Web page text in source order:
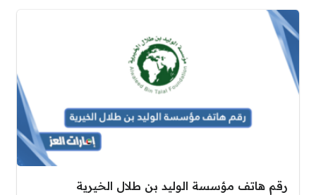
رقم هاتف مؤسسة الوليد بن طلال الخيرية